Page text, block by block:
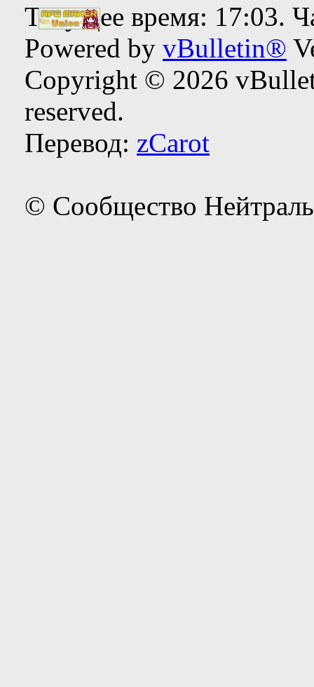
Текущее время: 17:03.
Powered by vBulletin®
Copyright © 2026
reserved.
Перевод: zCarot
© Сообщество